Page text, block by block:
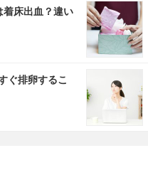
床出血？違い
ぐ排卵するこ